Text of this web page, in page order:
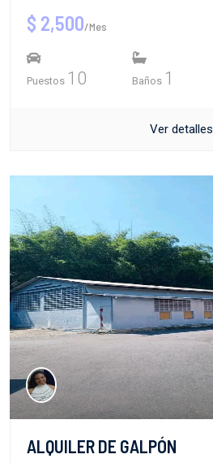
$ 2,500/Mes
Puestos 10 Baños 1
Ver detalles
ALQUILER DE GALPÓN